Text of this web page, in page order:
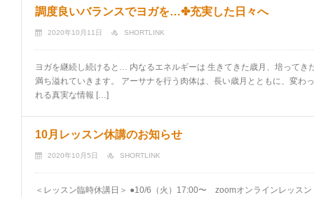
調度良いバランスでヨガを…✤充実した日々へ
2020年10月11日 SHORTLINK
ヨガを継続し続けると… 内なるエネルギーは 生きてきた歳月、培ってき
満ち溢れていきます。 アーサナを行う肉体は、長い歳月とともに、変わ
れる真実な情報 […]
10月レッスン休講のお知らせ
2020年10月5日 SHORTLINK
＜レッスン臨時休講日＞ ●10/6（火）17:00〜 zoomオンラインレッス